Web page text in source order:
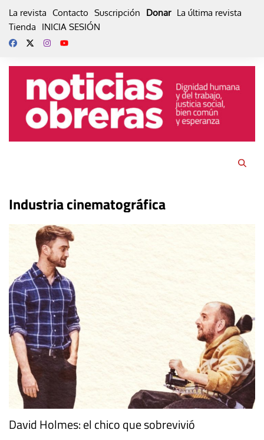
La revista Contacto Suscripción Donar La última revista
Tienda
INICIA SESIÓN
Industria cinematográfica
David Holmes: el chico que sobrevivió